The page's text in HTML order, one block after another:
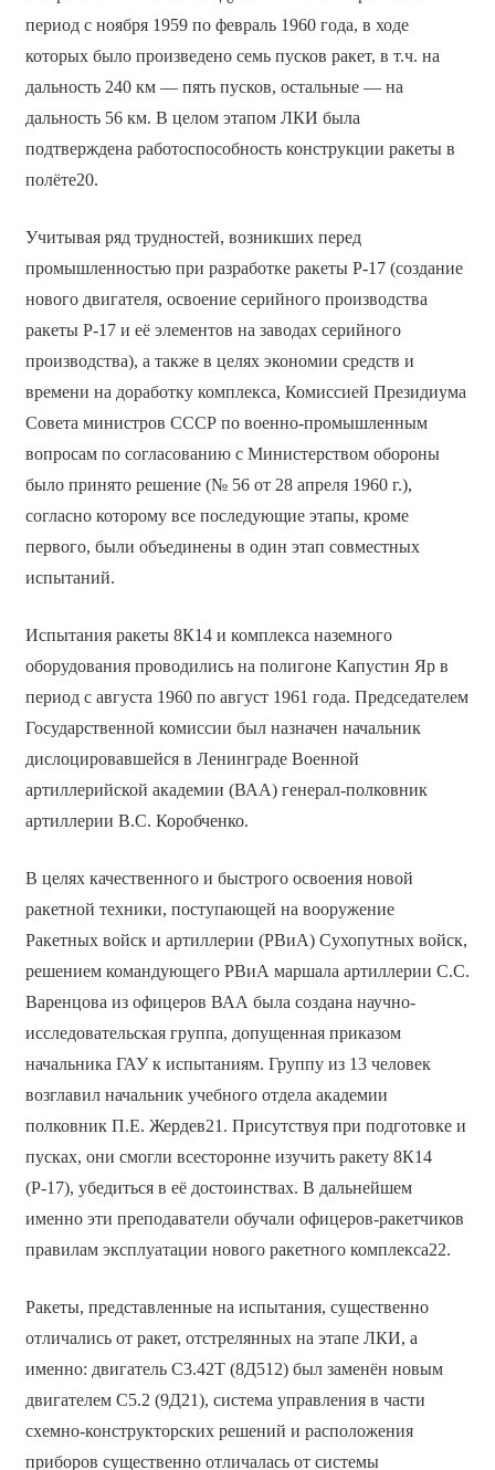
период с ноября 1959 по февраль 1960 года, в ходе
которых было произведено семь пусков ракет, в т.ч. на
дальность 240 км — пять пусков, остальные — на
дальность 56 км. В целом этапом ЛКИ была
подтверждена работоспособность конструкции ракеты в
полёте20.
Учитывая ряд трудностей, возникших перед
промышленностью при разработке ракеты Р-17 (создание
нового двигателя, освоение серийного производства
ракеты Р-17 и её элементов на заводах серийного
производства), а также в целях экономии средств и
времени на доработку комплекса, Комиссией Президиума
Совета министров СССР по военно-промышленным
вопросам по согласованию с Министерством обороны
было принято решение (№ 56 от 28 апреля 1960 г.),
согласно которому все последующие этапы, кроме
первого, были объединены в один этап совместных
испытаний.
Испытания ракеты 8К14 и комплекса наземного
оборудования проводились на полигоне Капустин Яр в
период с августа 1960 по август 1961 года. Председателем
Государственной комиссии был назначен начальник
дислоцировавшейся в Ленинграде Военной
артиллерийской академии (ВАА) генерал-полковник
артиллерии В.С. Коробченко.
В целях качественного и быстрого освоения новой
ракетной техники, поступающей на вооружение
Ракетных войск и артиллерии (РВиА) Сухопутных войск,
решением командующего РВиА маршала артиллерии С.С.
Варенцова из офицеров ВАА была создана научно-
исследовательская группа, допущенная приказом
начальника ГАУ к испытаниям. Группу из 13 человек
возглавил начальник учебного отдела академии
полковник П.Е. Жердев21. Присутствуя при подготовке и
пусках, они смогли всесторонне изучить ракету 8К14
(Р-17), убедиться в её достоинствах. В дальнейшем
именно эти преподаватели обучали офицеров-ракетчиков
правилам эксплуатации нового ракетного комплекса22.
Ракеты, представленные на испытания, существенно
отличались от ракет, отстрелянных на этапе ЛКИ, а
именно: двигатель С3.42Т (8Д512) был заменён новым
двигателем С5.2 (9Д21), система управления в части
схемно-конструкторских решений и расположения
приборов существенно отличалась от системы